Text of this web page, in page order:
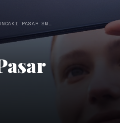
PASAR SM…